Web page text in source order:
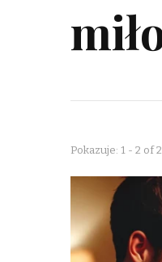
Pokazuje: 1 - 2 of